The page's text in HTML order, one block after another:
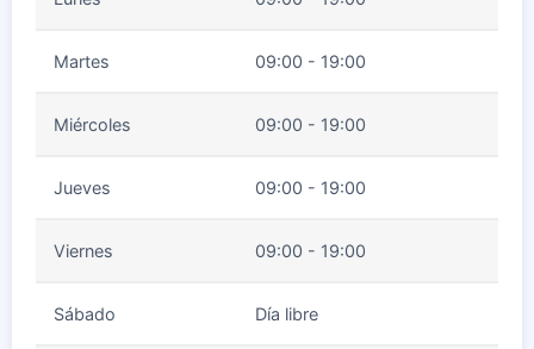
Martes 09:00 - 19:00
Miércoles 09:00 - 19:00
Jueves 09:00 - 19:00
Viernes 09:00 - 19:00
Sábado Día libre